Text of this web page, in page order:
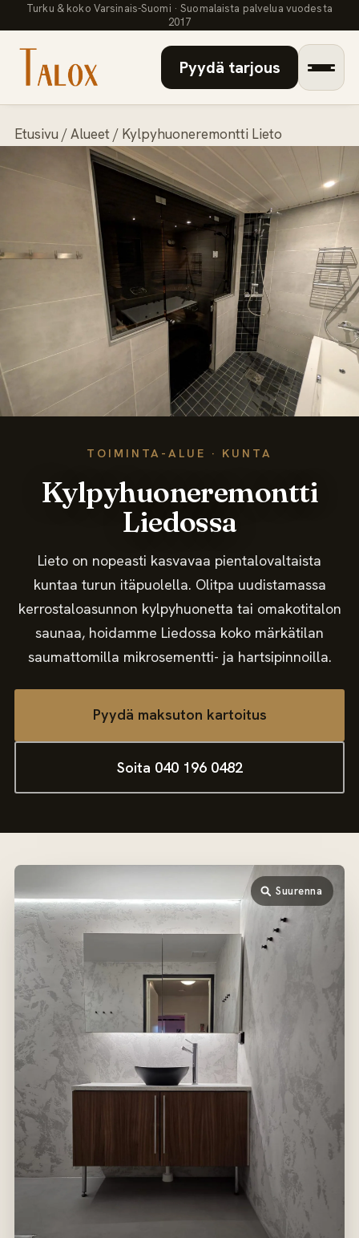
Turku & koko Varsinais-Suomi · Suomalaista palvelua vuodesta
2017
Palvelut▾
Referenssit
Artikkelit
Laskuri
Meistä
Pyydä tarjous
Etusivu /Alueet / Kylpyhuoneremontti Lieto
TOIMINTA-ALUE · KUNTA
Kylpyhuoneremontti
Liedossa
Lieto on nopeasti kasvavaa pientalovaltaista
kuntaa turun itäpuolella. Olitpa uudistamassa
kerrostaloasunnon kylpyhuonetta tai omakotitalon
saunaa, hoidamme Liedossa koko märkätilan
saumattomilla mikrosementti- ja hartsipinnoilla.
Pyydä maksuton kartoitus
Soita 040 196 0482